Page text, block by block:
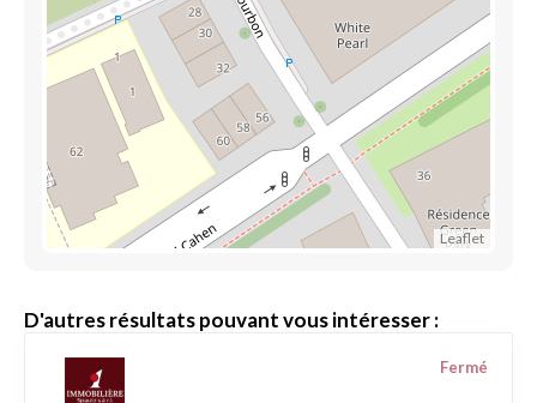
Leaflet
D'autres résultats pouvant vous intéresser :
Fermé